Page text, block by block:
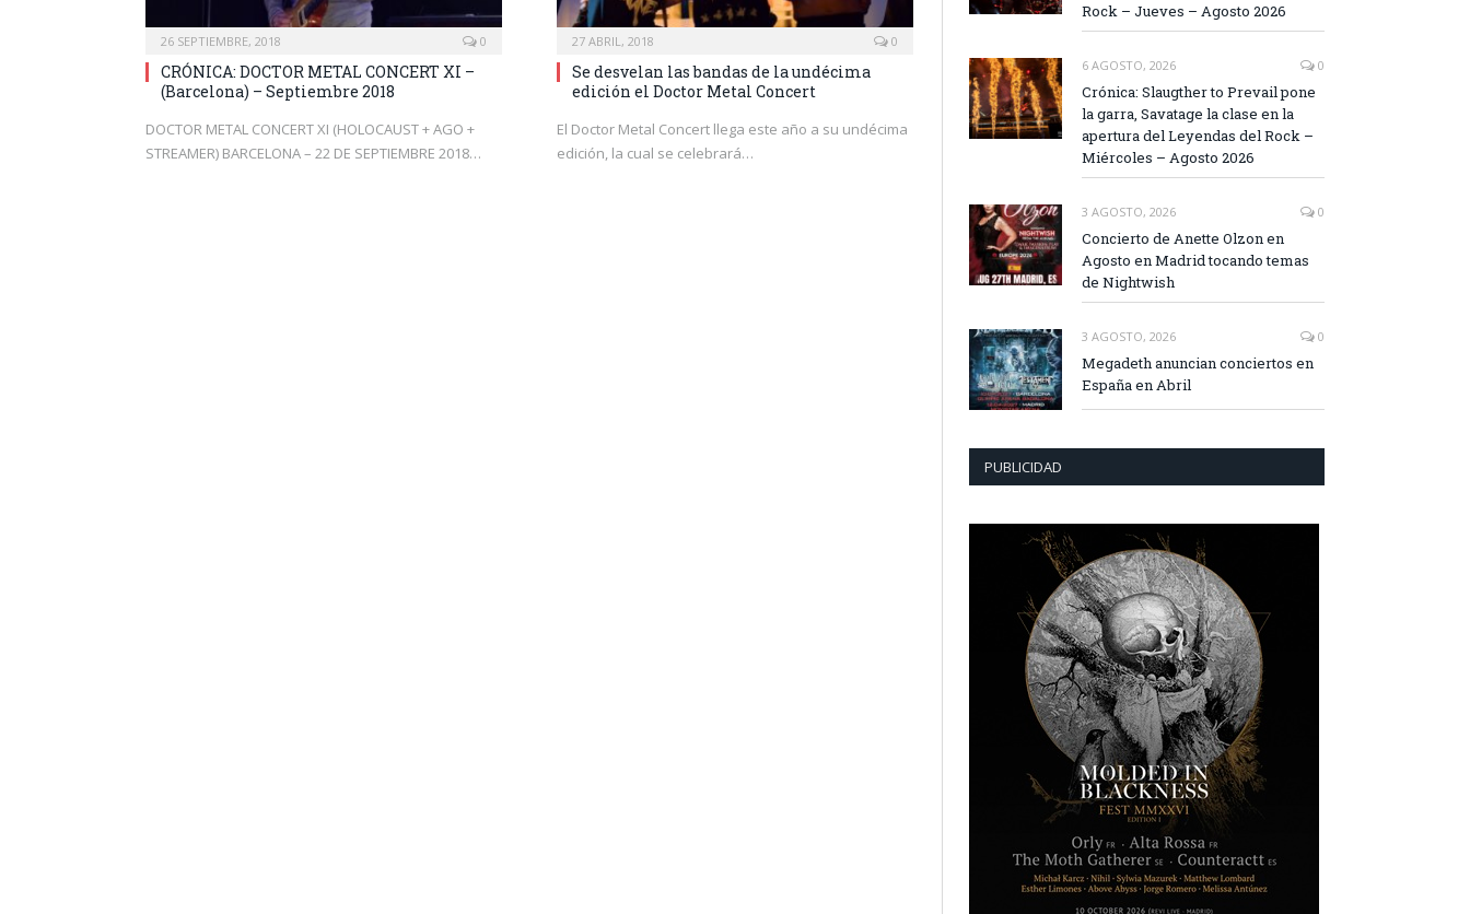
26 SEPTIEMBRE, 2018 0
CRÓNICA: DOCTOR METAL CONCERT XI –
(Barcelona) – Septiembre 2018
DOCTOR METAL CONCERT XI (HOLOCAUST + AGO +
STREAMER) BARCELONA – 22 DE SEPTIEMBRE 2018…
27 ABRIL, 2018 0
Se desvelan las bandas de la undécima
edición el Doctor Metal Concert
El Doctor Metal Concert llega este año a su undécima
edición, la cual se celebrará…
Rock – Jueves – Agosto 2026
6 AGOSTO, 2026 0
Crónica: Slaugther to Prevail pone
la garra, Savatage la clase en la
apertura del Leyendas del Rock –
Miércoles – Agosto 2026
3 AGOSTO, 2026 0
Concierto de Anette Olzon en
Agosto en Madrid tocando temas
de Nightwish
3 AGOSTO, 2026 0
Megadeth anuncian conciertos en
España en Abril
PUBLICIDAD